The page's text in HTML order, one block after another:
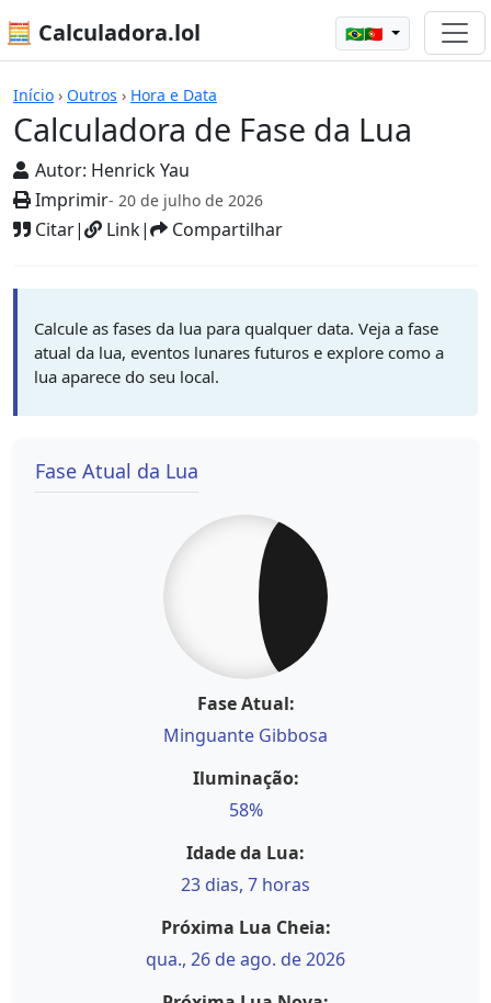
🧮 Calculadora.lol 🇧🇷🇵🇹
Início › Outros › Hora e Data
Calculadora de Fase da Lua
Autor: Henrick Yau
Imprimir- 20 de julho de 2026
Citar| Link| Compartilhar
Calculadoras
Calcule as fases da lua para qualquer data. Veja a fase
atual da lua, eventos lunares futuros e explore como a
lua aparece do seu local.
Fase Atual da Lua
Fase Atual:
Minguante Gibbosa
Iluminação:
58%
Idade da Lua:
23 dias, 7 horas
Próxima Lua Cheia:
qua., 26 de ago. de 2026